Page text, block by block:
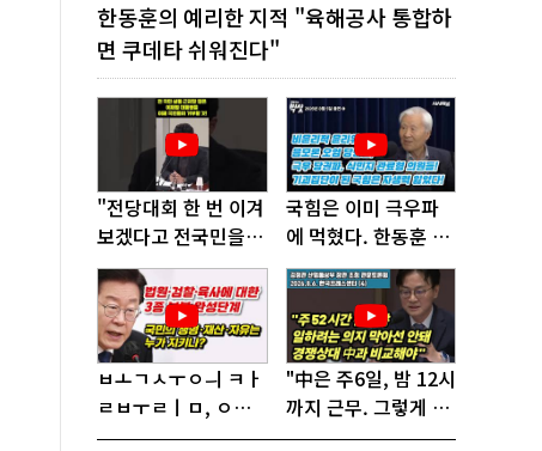
한동훈의 예리한 지적 "육해공사 통합하
면 쿠데타 쉬워진다"
"전당대회 한 번 이겨
보겠다고 전국민을
'지옥문'으로 밀어!"
국힘은 이미 극우파
에 먹혔다. 한동훈 창
당이 답!
ㅂㅗㄱㅅㅜㅇㅢ ㅋㅏ
ㄹㅂㅜㄹㅣㅁ, ㅇㅙ
ㄱㅜㄱㅁㅣㄴㄷㅡㄹ
"中은 주6일, 밤 12시
까지 근무. 그렇게 일
해서 어떻게 경쟁하